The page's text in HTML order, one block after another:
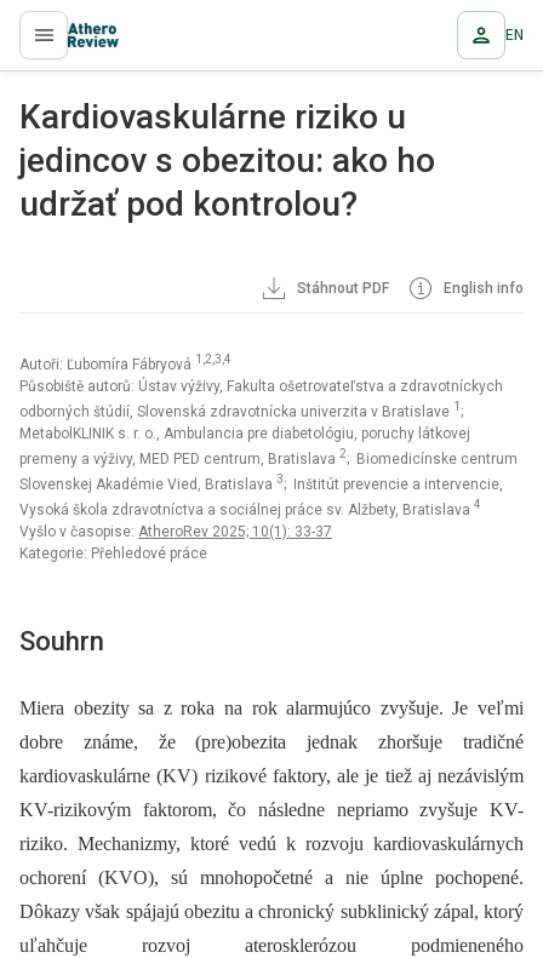
proLékaře.cz EN
Kardiovaskulárne riziko u
jedincov s obezitou: ako ho
udržať pod kontrolou?
Stáhnout PDF English info
Autoři: Ľubomíra Fábryová 1,2,3,4
Působiště autorů: Ústav výživy, Fakulta ošetrovateľstva a zdravotníckych
odborných štúdií, Slovenská zdravotnícka univerzita v Bratislave 1 ;
MetabolKLINIK s. r. o., Ambulancia pre diabetológiu, poruchy látkovej
premeny a výživy, MED PED centrum, Bratislava 2; Biomedicínske centrum
Slovenskej Akadémie Vied, Bratislava 3; Inštitút prevencie a intervencie,
Vysoká škola zdravotníctva a sociálnej práce sv. Alžbety, Bratislava 4
Vyšlo v časopise: AtheroRev 2025; 10(1): 33-37
Kategorie: Přehledové práce
Souhrn
Miera obezity sa z roka na rok alarmujúco zvyšuje. Je veľmi
dobre známe, že (pre)obezita jednak zhoršuje tradičné
kardiovaskulárne (KV) rizikové faktory, ale je tiež aj nezávislým
KV-rizikovým faktorom, čo následne nepriamo zvyšuje KV-
riziko. Mechanizmy, ktoré vedú k rozvoju kardiovaskulárnych
ochorení (KVO), sú mnohopočetné a nie úplne pochopené.
Dôkazy však spájajú obezitu a chronický subklinický zápal, ktorý
uľahčuje rozvoj aterosklerózou podmieneného